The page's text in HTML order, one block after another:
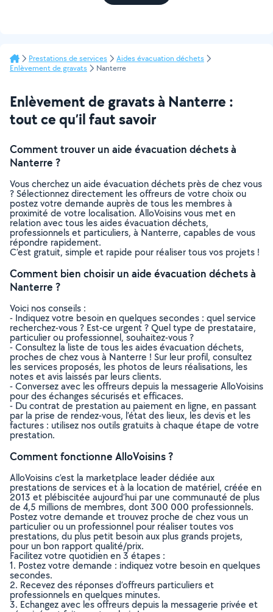
Prestations de services
Aides évacuation déchets
Enlèvement de gravats
Nanterre
Enlèvement de gravats à Nanterre :
tout ce qu’il faut savoir
Comment trouver un aide évacuation déchets à
Nanterre ?
Vous cherchez un aide évacuation déchets près de chez vous
? Sélectionnez directement les offreurs de votre choix ou
postez votre demande auprès de tous les membres à
proximité de votre localisation. AlloVoisins vous met en
relation avec tous les aides évacuation déchets,
professionnels et particuliers, à Nanterre, capables de vous
répondre rapidement.
C’est gratuit, simple et rapide pour réaliser tous vos projets !
Comment bien choisir un aide évacuation déchets à
Nanterre ?
Voici nos conseils :
- Indiquez votre besoin en quelques secondes : quel service
recherchez-vous ? Est-ce urgent ? Quel type de prestataire,
particulier ou professionnel, souhaitez-vous ?
- Consultez la liste de tous les aides évacuation déchets,
proches de chez vous à Nanterre ! Sur leur profil, consultez
les services proposés, les photos de leurs réalisations, les
notes et avis laissés par leurs clients.
- Conversez avec les offreurs depuis la messagerie AlloVoisins
pour des échanges sécurisés et efficaces.
- Du contrat de prestation au paiement en ligne, en passant
par la prise de rendez-vous, l’état des lieux, les devis et les
factures : utilisez nos outils gratuits à chaque étape de votre
prestation.
Comment fonctionne AlloVoisins ?
AlloVoisins c’est la marketplace leader dédiée aux
prestations de services et à la location de matériel, créée en
2013 et plébiscitée aujourd’hui par une communauté de plus
de 4,5 millions de membres, dont 300 000 professionnels.
Postez votre demande et trouvez proche de chez vous un
particulier ou un professionnel pour réaliser toutes vos
prestations, du plus petit besoin aux plus grands projets,
pour un bon rapport qualité/prix.
Facilitez votre quotidien en 3 étapes :
1. Postez votre demande : indiquez votre besoin en quelques
secondes.
2. Recevez des réponses d’offreurs particuliers et
professionnels en quelques minutes.
3. Echangez avec les offreurs depuis la messagerie privée et